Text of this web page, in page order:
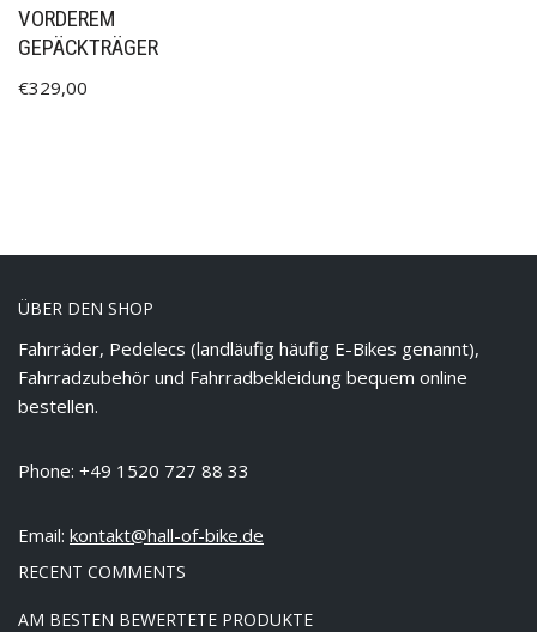
VORDEREM
GEPÄCKTRÄGER
€329,00
ÜBER DEN SHOP
Fahrräder, Pedelecs (landläufig häufig E-Bikes genannt),
Fahrradzubehör und Fahrradbekleidung bequem online
bestellen.
Phone: +49 1520 727 88 33
Email: kontakt@hall-of-bike.de
RECENT COMMENTS
AM BESTEN BEWERTETE PRODUKTE